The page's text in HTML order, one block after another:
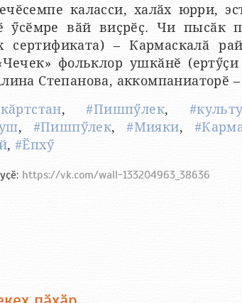
каласси, халӑх юрри,
ӳсӗмре вӑй виҫрӗҫ. Чи пысӑк
сертификата) – Кармаскалӑ
фольклор ушкӑнӗ
Степанова, аккомпаниаторӗ
,#Пишпӳлек,
, #Пишпӳлек,#Мияки,
,#Ӗпхӳ
https://vk.com/wall-133204963_38636